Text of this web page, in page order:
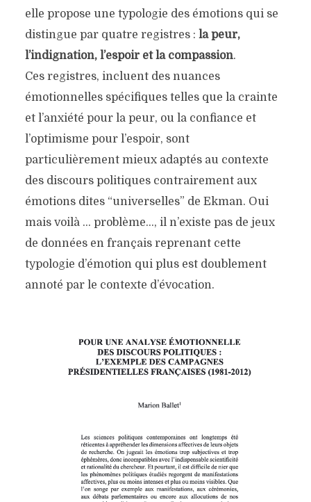
elle propose une typologie des émotions qui se
distingue par quatre registres : la peur,
l’indignation, l’espoir et la compassion.
Ces registres, incluent des nuances
émotionnelles spécifiques telles que la crainte
et l’anxiété pour la peur, ou la confiance et
l’optimisme pour l’espoir, sont
particulièrement mieux adaptés au contexte
des discours politiques contrairement aux
émotions dites “universelles” de Ekman. Oui
mais voilà … problème…, il n’existe pas de jeux
de données en français reprenant cette
typologie d’émotion qui plus est doublement
annoté par le contexte d’évocation.